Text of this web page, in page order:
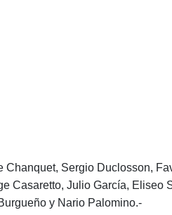
Sergio Duclosson,
Casaretto, Julio García, Eliseo
y Nario Palomino.-